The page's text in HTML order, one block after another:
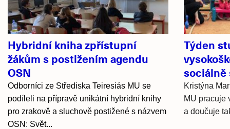
Hybridní kniha zpřístupní
žákům s postižením agendu
OSN
Odborníci ze Střediska Teiresiás MU se
podíleli na přípravě unikátní hybridní knihy
pro zrakově a sluchově postižené s názvem
OSN: Svět...
Týden
sociálně
Kristýna
MU pracuje
a doučuje